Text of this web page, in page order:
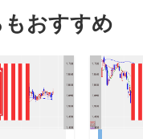
おすすめ